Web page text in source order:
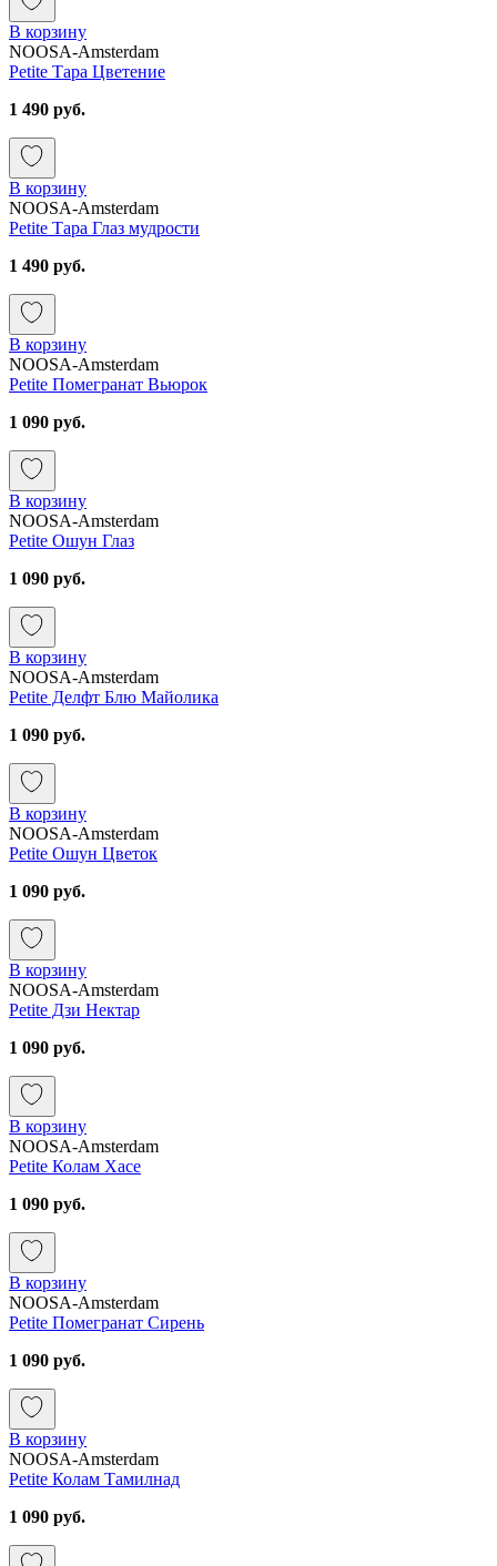
В корзину
NOOSA-Amsterdam
Petite Тара Цветение
1 490 руб.
В корзину
NOOSA-Amsterdam
Petite Тара Глаз мудрости
1 490 руб.
В корзину
NOOSA-Amsterdam
Petite Помегранат Вьюрок
1 090 руб.
В корзину
NOOSA-Amsterdam
Petite Ошун Глаз
1 090 руб.
В корзину
NOOSA-Amsterdam
Petite Делфт Блю Майолика
1 090 руб.
В корзину
NOOSA-Amsterdam
Petite Ошун Цветок
1 090 руб.
В корзину
NOOSA-Amsterdam
Petite Дзи Нектар
1 090 руб.
В корзину
NOOSA-Amsterdam
Petite Колам Хасе
1 090 руб.
В корзину
NOOSA-Amsterdam
Petite Помегранат Сирень
1 090 руб.
В корзину
NOOSA-Amsterdam
Petite Колам Тамилнад
1 090 руб.